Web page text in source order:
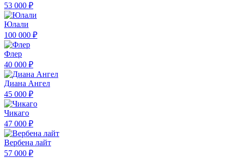
53 000 ₽
Юлали
100 000 ₽
Флер
40 000 ₽
Диана Ангел
45 000 ₽
Чикаго
47 000 ₽
Вербена лайт
57 000 ₽